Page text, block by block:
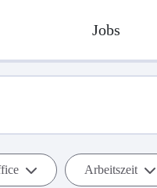
Jobs
Arbeitszeit